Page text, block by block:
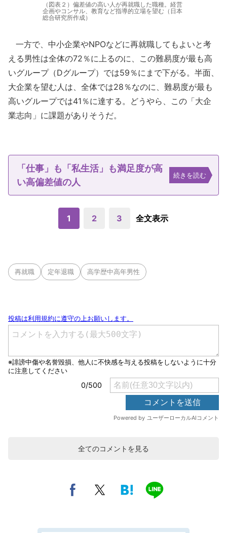
（図表２）偏差値の高い人が再就職した職種。経営
企画やコンサル、教育など指導的立場を望む（日本
総合研究所作成）
一方で、中小企業やNPOなどに再就職してもよいと考
える男性は全体の72％に上るのに、この難易度が最も高
いグループ（Dグループ）では59％にまで下がる。半面、
大企業を望む人は、全体では28％なのに、難易度が最も
高いグループでは41％に達する。どうやら、この「大企
業志向」に課題がありそうだ。
「仕事」も「私生活」も満足度が高
い高偏差値の人
続きを読む
1 2 3 全文表示
再就職 定年退職 高学歴中高年男性
全てのコメントを見る